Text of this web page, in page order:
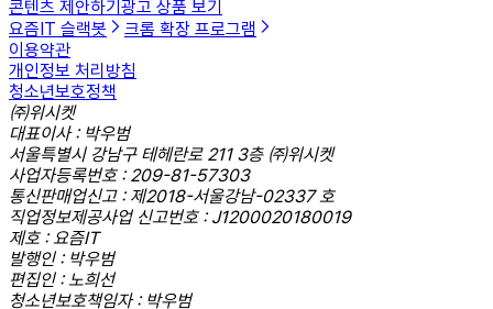
콘텐츠 제안하기 광고 상품 보기
요즘IT 슬랙봇
크롬 확장 프로그램
이용약관
개인정보 처리방침
청소년보호정책
㈜위시켓
대표이사 : 박우범
서울특별시 강남구 테헤란로 211 3층 ㈜위시켓
사업자등록번호 : 209-81-57303
통신판매업신고 : 제2018-서울강남-02337 호
직업정보제공사업 신고번호 : J1200020180019
제호 : 요즘IT
발행인 : 박우범
편집인 : 노희선
청소년보호책임자 : 박우범